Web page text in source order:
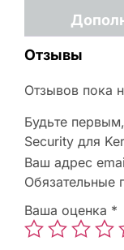
Отзывы
Отзывов пока
Будьте
Security для
Ваш адрес
Обязательные
Ваша оценка *